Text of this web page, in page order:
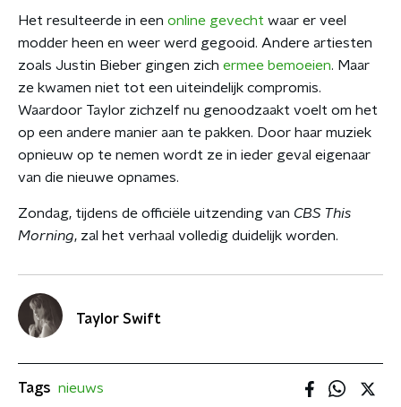
Het resulteerde in een online gevecht waar er veel
modder heen en weer werd gegooid. Andere artiesten
zoals Justin Bieber gingen zich ermee bemoeien. Maar
ze kwamen niet tot een uiteindelijk compromis.
Waardoor Taylor zichzelf nu genoodzaakt voelt om het
op een andere manier aan te pakken. Door haar muziek
opnieuw op te nemen wordt ze in ieder geval eigenaar
van die nieuwe opnames.
Zondag, tijdens de officiële uitzending van CBS This
Morning, zal het verhaal volledig duidelijk worden.
Taylor Swift
Tags nieuws